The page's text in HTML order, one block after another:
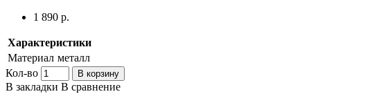
1 890 р.
Характеристики
Материал металл
Кол-во
В корзину
В закладки В сравнение